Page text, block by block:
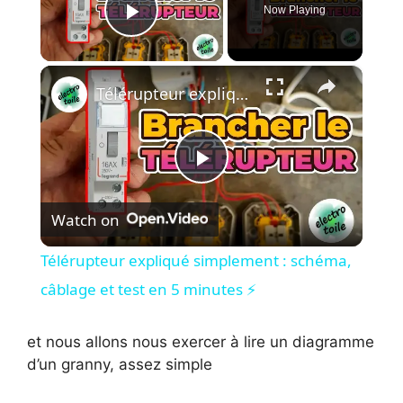
Play Video
Now Playing
×
P
l
a
y
Télérupteur expliqué simplement : schéma, câblage et test en 5 minutes ⚡
Watch on
Télérupteur expliqué simplement : schéma,
câblage et test en 5 minutes ⚡
et nous allons nous exercer à lire un diagramme
d’un granny, assez simple